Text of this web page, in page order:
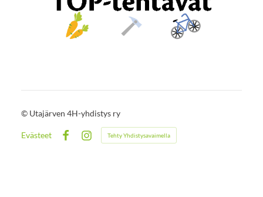
© Utajärven 4H-yhdistys ry
Evästeet
Instagram
Tehty Yhdistysavaimella